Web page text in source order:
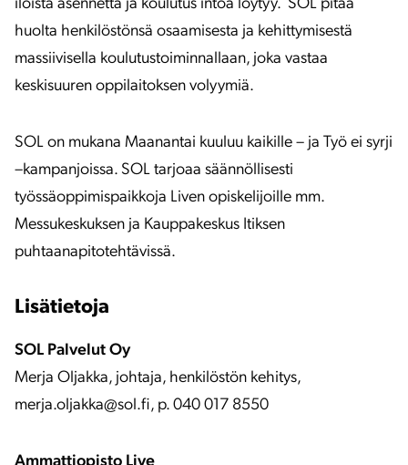
iloista asennetta ja koulutus intoa löytyy. SOL pitää
huolta henkilöstönsä osaamisesta ja kehittymisestä
massiivisella koulutustoiminnallaan, joka vastaa
keskisuuren oppilaitoksen volyymiä.
SOL on mukana Maanantai kuuluu kaikille – ja Työ ei syrji
–kampanjoissa. SOL tarjoaa säännöllisesti
työssäoppimispaikkoja Liven opiskelijoille mm.
Messukeskuksen ja Kauppakeskus Itiksen
puhtaanapitotehtävissä.
Lisätietoja
SOL Palvelut Oy
Merja Oljakka, johtaja, henkilöstön kehitys,
merja.oljakka@sol.fi, p. 040 017 8550